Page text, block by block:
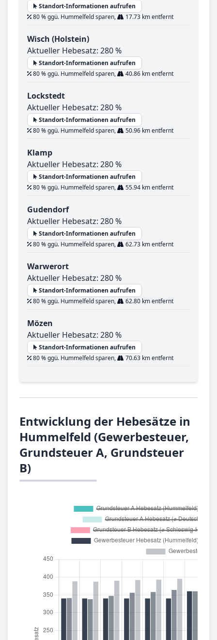
Standort-Informationen aufrufen
80 % ggü. Hummelfeld sparen,
17.73 km entfernt
Wisch (Holstein)
Aktueller Hebesatz: 280 %
Standort-Informationen aufrufen
80 % ggü. Hummelfeld sparen,
40.86 km entfernt
Lockstedt
Aktueller Hebesatz: 280 %
Standort-Informationen aufrufen
80 % ggü. Hummelfeld sparen,
50.96 km entfernt
Klamp
Aktueller Hebesatz: 280 %
Standort-Informationen aufrufen
80 % ggü. Hummelfeld sparen,
55.94 km entfernt
Gudendorf
Aktueller Hebesatz: 280 %
Standort-Informationen aufrufen
80 % ggü. Hummelfeld sparen,
62.73 km entfernt
Warwerort
Aktueller Hebesatz: 280 %
Standort-Informationen aufrufen
80 % ggü. Hummelfeld sparen,
62.80 km entfernt
Mözen
Aktueller Hebesatz: 280 %
Standort-Informationen aufrufen
80 % ggü. Hummelfeld sparen,
70.63 km entfernt
Entwicklung der Hebesätze in
Hummelfeld (Gewerbesteuer,
Grundsteuer A, Grundsteuer
B)